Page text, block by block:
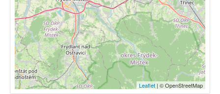
Leaflet | © OpenStreetMap